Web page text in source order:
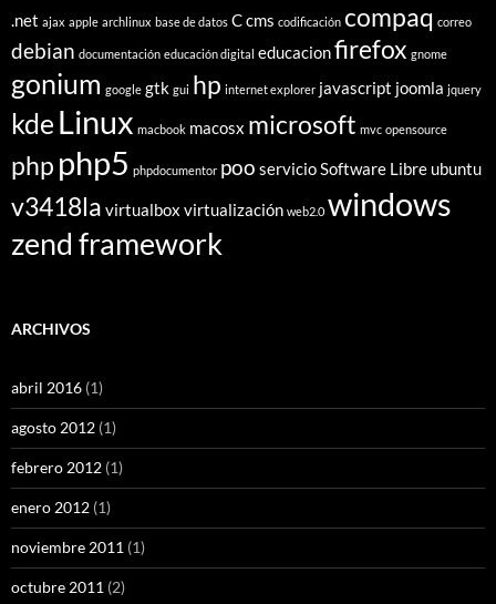
.net ajax apple archlinux base de datos Ccms codificación compaq correo
debian documentación educación digital educacionfirefox gnome
gonium google gtk gui hp internet explorer javascript joomla jquery
kde Linux macbook macosx microsoft mvc opensource
php php5 phpdocumentor poo servicioSoftware Libre ubuntu
v3418la virtualbox virtualización web2.0 windows
zend framework
ARCHIVOS
abril 2016 (1)
agosto 2012 (1)
febrero 2012 (1)
enero 2012 (1)
noviembre 2011 (1)
octubre 2011 (2)